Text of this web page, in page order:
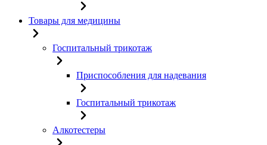
Товары для медицины
Госпитальный трикотаж
Приспособления для надевания
Госпитальный трикотаж
Алкотестеры